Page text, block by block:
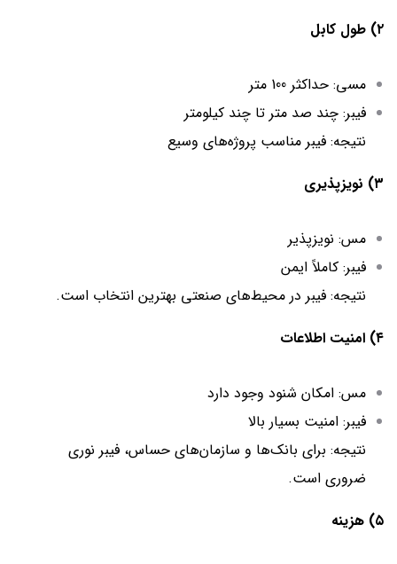
۲) طول کابل
مسی: حداکثر 100 متر
فیبر: چند صد متر تا چند کیلومتر
نتیجه: فیبر مناسب پروژه‌های وسیع
۳) نویزپذیری
مس: نویزپذیر
فیبر: کاملاً ایمن
نتیجه: فیبر در محیط‌های صنعتی بهترین انتخاب است.
۴) امنیت اطلاعات
مس: امکان شنود وجود دارد
فیبر: امنیت بسیار بالا
نتیجه: برای بانک‌ها و سازمان‌های حساس، فیبر نوری
ضروری است.
۵) هزینه